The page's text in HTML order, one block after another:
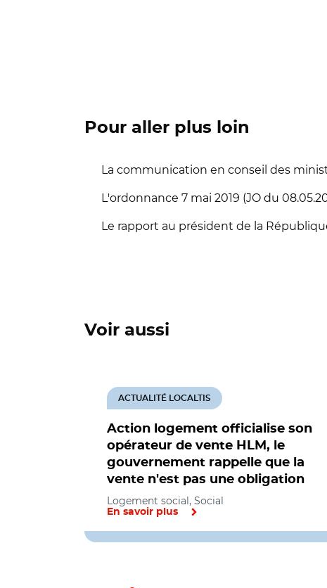
Pour aller plus loin
La communication en conseil des
L'ordonnance 7 mai 2019 (JO du
Le rapport au président de la
Voir aussi
Action logement officialise son
opérateur de vente HLM, le
gouvernement rappelle que la
vente n'est pas une obligation
ACTUALITÉ LOCALTIS
Logement social, Social
En savoir plus